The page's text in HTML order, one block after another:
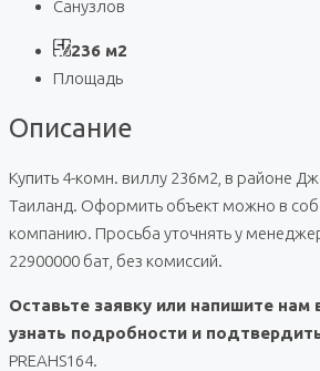
Санузлов
236 м2
Площадь
Описание
Купить 4-комн. виллу 236м2, в районе
Таиланд. Оформить объект можно в
компанию. Просьба уточнять у
22900000 бат, без комиссий.
Оставьте заявку или напишите нам
узнать подробности и
PREAHS164.